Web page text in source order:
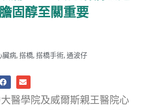
固醇至關重要
臟病, 搭橋, 搭橋手術, 通波仔
大醫學院及威爾斯親王醫院心